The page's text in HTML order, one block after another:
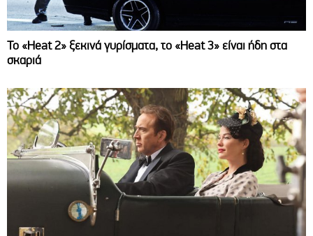
Το «Heat 2» ξεκινά γυρίσματα, το «Heat 3» είναι ήδη στα
σκαριά